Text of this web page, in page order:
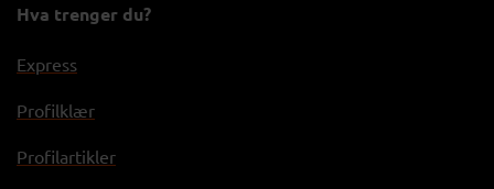
Hva trenger du?
Express
Profilklær
Profilartikler